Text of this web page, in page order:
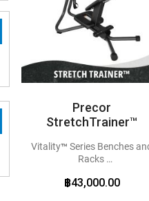
Precor
StretchTrainer™
Vitality™ Series Benches
Racks
Strengthen and stretch off
the floor
฿43,000.00